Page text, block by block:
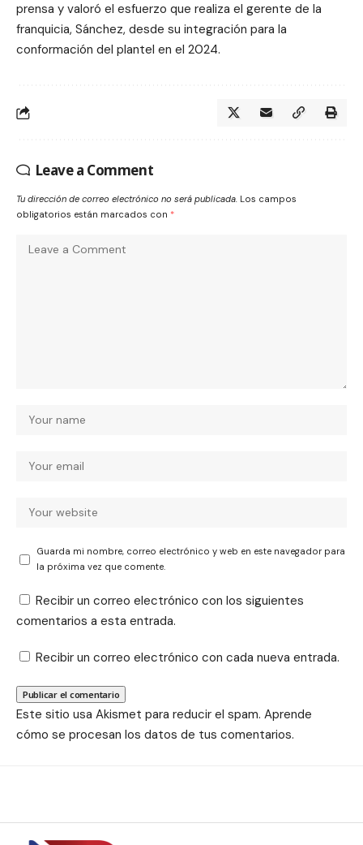
prensa y valoró el esfuerzo que realiza el gerente de la
franquicia, Sánchez, desde su integración para la
conformación del plantel en el 2024.
Leave a Comment
Tu dirección de correo electrónico no será publicada. Los campos
obligatorios están marcados con *
Guarda mi nombre, correo electrónico y web en este navegador para
la próxima vez que comente.
Recibir un correo electrónico con los siguientes
comentarios a esta entrada.
Recibir un correo electrónico con cada nueva entrada.
Este sitio usa Akismet para reducir el spam. Aprende
cómo se procesan los datos de tus comentarios.